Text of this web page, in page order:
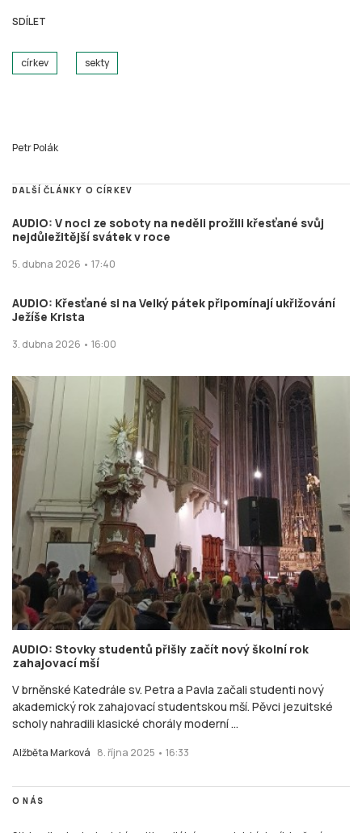
SDÍLET
církev sekty
Petr Polák
DALŠÍ ČLÁNKY O CÍRKEV
AUDIO: V noci ze soboty na neděli prožili křesťané svůj
nejdůležitější svátek v roce
5. dubna 2026 • 17:40
AUDIO: Křesťané si na Velký pátek připomínají ukřižování
Ježíše Krista
3. dubna 2026 • 16:00
AUDIO: Stovky studentů přišly začít nový školní rok
zahajovací mší
V brněnské Katedrále sv. Petra a Pavla začali studenti nový
akademický rok zahajovací studentskou mší. Pěvci jezuitské
scholy nahradili klasické chorály moderní ...
Alžběta Marková 8. října 2025 • 16:33
O NÁS